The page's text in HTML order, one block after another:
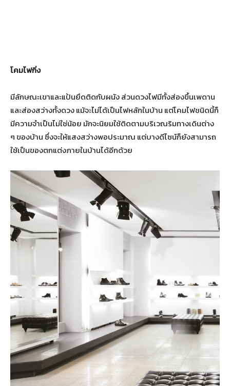
โคมไฟกิ่ง
มีลักษณะเขาและแป้นยึดติดกับผนัง ส่วนดวงไฟมีทั้งส่องขึ้นเพดาน
และส่องสว่างทั้งดวง แม้จะไม่ได้เป็นไฟหลักในบ้าน แต่โคมไฟชนิดนี้ก็
มีความจำเป็นไม่ใช่น้อย มักจะนิยมใช้ติดตามบริเวณริมทางเดินต่าง
ๆ ของบ้าน ซึ่งจะให้แสงสว่างพอประมาณ แต่บางดีไซน์ก็ยังสามารถ
ใช้เป็นของตกแต่งภายในบ้านได้อีกด้วย